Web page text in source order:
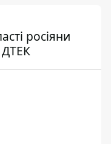
росіяни
ДТЕК